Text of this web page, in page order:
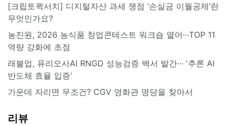
[크립토퀵서치] 디지털자산 과세 쟁점 ‘손실금 이월공제’란
무엇인가요?
농진원, 2026 농식품 창업콘테스트 워크숍 열어···TOP 11
역량 강화에 초점
래블업, 퓨리오사AI RNGD 성능검증 백서 발간··· '추론 AI
반도체 효율 입증'
가운데 자리면 무조건? CGV 영화관 명당을 찾아서
리뷰